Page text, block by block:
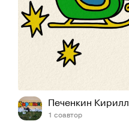
Печенкин Кирилл
1 соавтор